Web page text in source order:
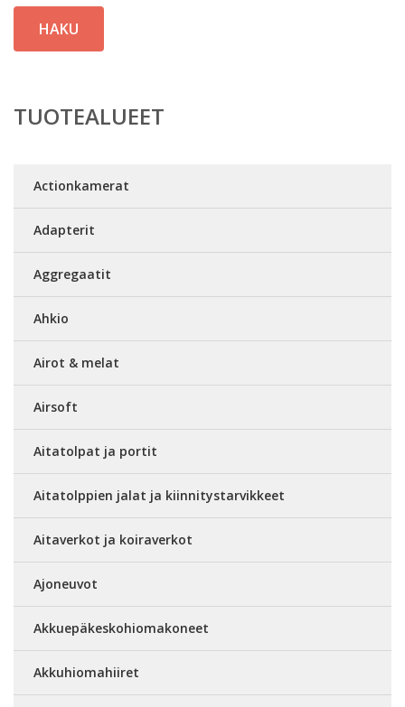
HAKU
TUOTEALUEET
Actionkamerat
Adapterit
Aggregaatit
Ahkio
Airot & melat
Airsoft
Aitatolpat ja portit
Aitatolppien jalat ja kiinnitystarvikkeet
Aitaverkot ja koiraverkot
Ajoneuvot
Akkuepäkeskohiomakoneet
Akkuhiomahiiret